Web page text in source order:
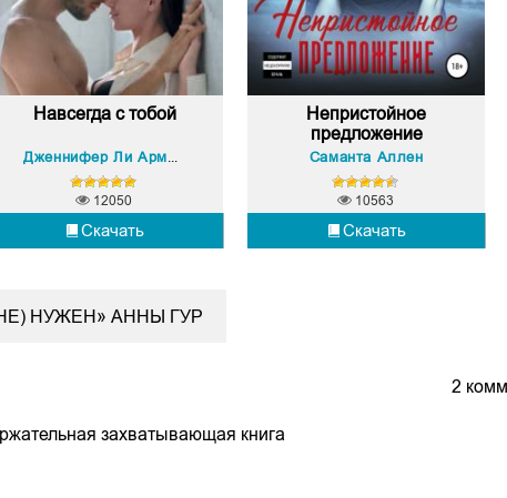
Навсегда с тобой
Скачать
12050
Непристойное
предложение
Саманта Аллен
Скачать
10563
НУЖЕН» АННЫ ГУР
2
захватывающая книга